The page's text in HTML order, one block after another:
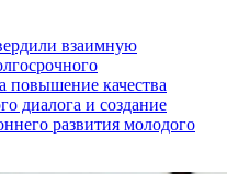
взаимную
повышение качества
диалога и создание
развития молодого